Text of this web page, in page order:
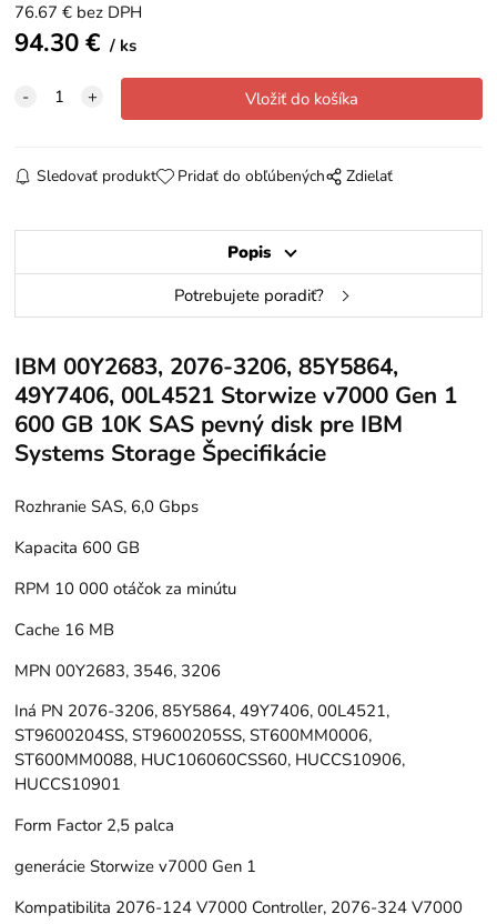
76.67 € bez DPH
94.30€ ks
Sledovať produkt Pridať do obľúbených Zdielať
Popis
Potrebujete poradiť?
IBM 00Y2683, 2076-3206, 85Y5864,
49Y7406, 00L4521 Storwize v7000 Gen 1
600 GB 10K SAS pevný disk pre IBM
Systems Storage Špecifikácie
RozhranieSAS, 6,0 Gbps
Kapacita 600 GB
RPM 10 000 otáčok za minútu
Cache 16 MB
MPN00Y2683, 3546, 3206
Iná PN 2076-3206, 85Y5864, 49Y7406, 00L4521,
ST9600204SS, ST9600205SS, ST600MM0006,
ST600MM0088, HUC106060CSS60, HUCCS10906,
HUCCS10901
Form Factor 2,5 palca
generácieStorwize v7000 Gen 1
Kompatibilita 2076-124 V7000 Controller, 2076-324 V7000